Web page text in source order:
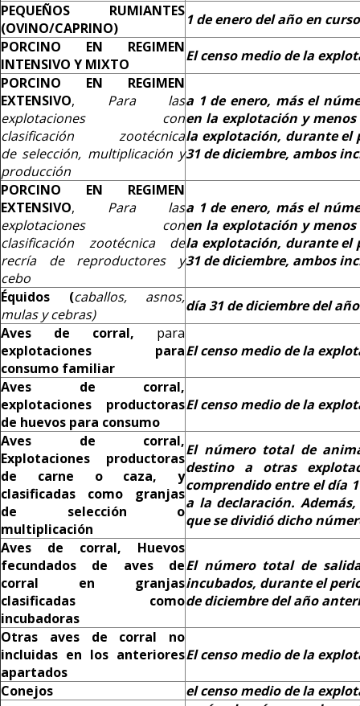
PEQUEÑOS RUMIANTES
(OVINO/CAPRINO)
1 de enero del año en curso
PORCINO EN REGIMEN
INTENSIVO Y MIXTO
El censo medio de la
PORCINO EN REGIMEN
EXTENSIVO, Para las
explotaciones con
clasificación zootécnica
de selección, multiplicación y
producción
a 1 de enero, más el
en la explotación y
la explotación, durante el
31 de diciembre, ambos
PORCINO EN REGIMEN
EXTENSIVO, Para las
explotaciones con
clasificación zootécnica de
recría de reproductores y
cebo
a 1 de enero, más el
en la explotación y
la explotación, durante el
31 de diciembre, ambos
Équidos (caballos, asnos,
mulas y cebras)
día 31 de diciembre del
Aves de corral, para
explotaciones para
consumo familiar
El censo medio de la
Aves de corral,
explotaciones productoras
de huevos para consumo
El censo medio de la
Aves de corral,
Explotaciones productoras
de carne o caza, y
clasificadas como granjas
de selección o
multiplicación
El número total de
destino a otras
comprendido entre el día
a la declaración.
que se dividió dicho
Aves de corral, Huevos
fecundados de aves de
corral en granjas
clasificadas como
incubadoras
El número total de
incubados, durante el
de diciembre del año
Otras aves de corral no
incluidas en los anteriores
apartados
El censo medio de la
Conejos
el censo medio de la